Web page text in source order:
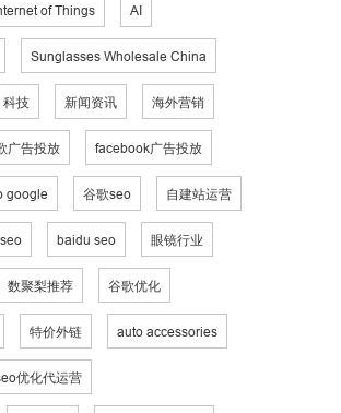
of Things AI
Sunglasses Wholesale China
科技 新闻资讯 海外营销
广告投放 facebook广告投放
google 谷歌seo 自建站运营
baidu seo 眼镜行业
数聚梨推荐 谷歌优化
特价外链 auto accessories
优化代运营